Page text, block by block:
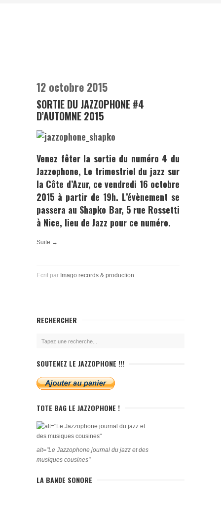
12 octobre 2015
SORTIE DU JAZZOPHONE #4
D’AUTOMNE 2015
Venez fêter la sortie du numéro 4 du
Jazzophone, Le trimestriel du jazz sur
la Côte d’Azur, ce vendredi 16 octobre
2015 à partir de 19h. L’évènement se
passera au Shapko Bar, 5 rue Rossetti
à Nice, lieu de Jazz pour ce numéro.
Suite →
Ecrit par Imago records & production
RECHERCHER
SOUTENEZ LE JAZZOPHONE !!!
TOTE BAG LE JAZZOPHONE !
alt="Le Jazzophone journal du jazz et des
musiques cousines"
LA BANDE SONORE